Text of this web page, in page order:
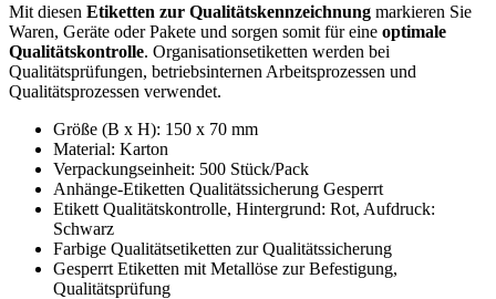
Mit diesen Etiketten zur Qualitätskennzeichnung markieren Sie
Waren, Geräte oder Pakete und sorgen somit für eine optimale
Qualitätskontrolle. Organisationsetiketten werden bei
Qualitätsprüfungen, betriebsinternen Arbeitsprozessen und
Qualitätsprozessen verwendet.
Größe (B x H): 150 x 70 mm
Material: Karton
Verpackungseinheit: 500 Stück/Pack
Anhänge-Etiketten Qualitätssicherung Gesperrt
Etikett Qualitätskontrolle, Hintergrund: Rot, Aufdruck:
Schwarz
Farbige Qualitätsetiketten zur Qualitätssicherung
Gesperrt Etiketten mit Metallöse zur Befestigung,
Qualitätsprüfung